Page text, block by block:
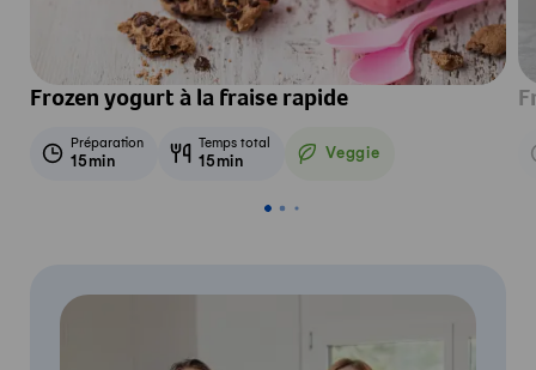
Frozen yogurt à la fraise rapide
Préparation
15min
Temps total
15min Veggie
Veggie